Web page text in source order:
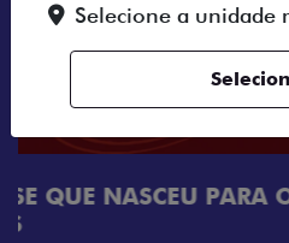
VISUAL COM ENERGIA
Se liga no que compõe a
Próximo
Selecione a unidade